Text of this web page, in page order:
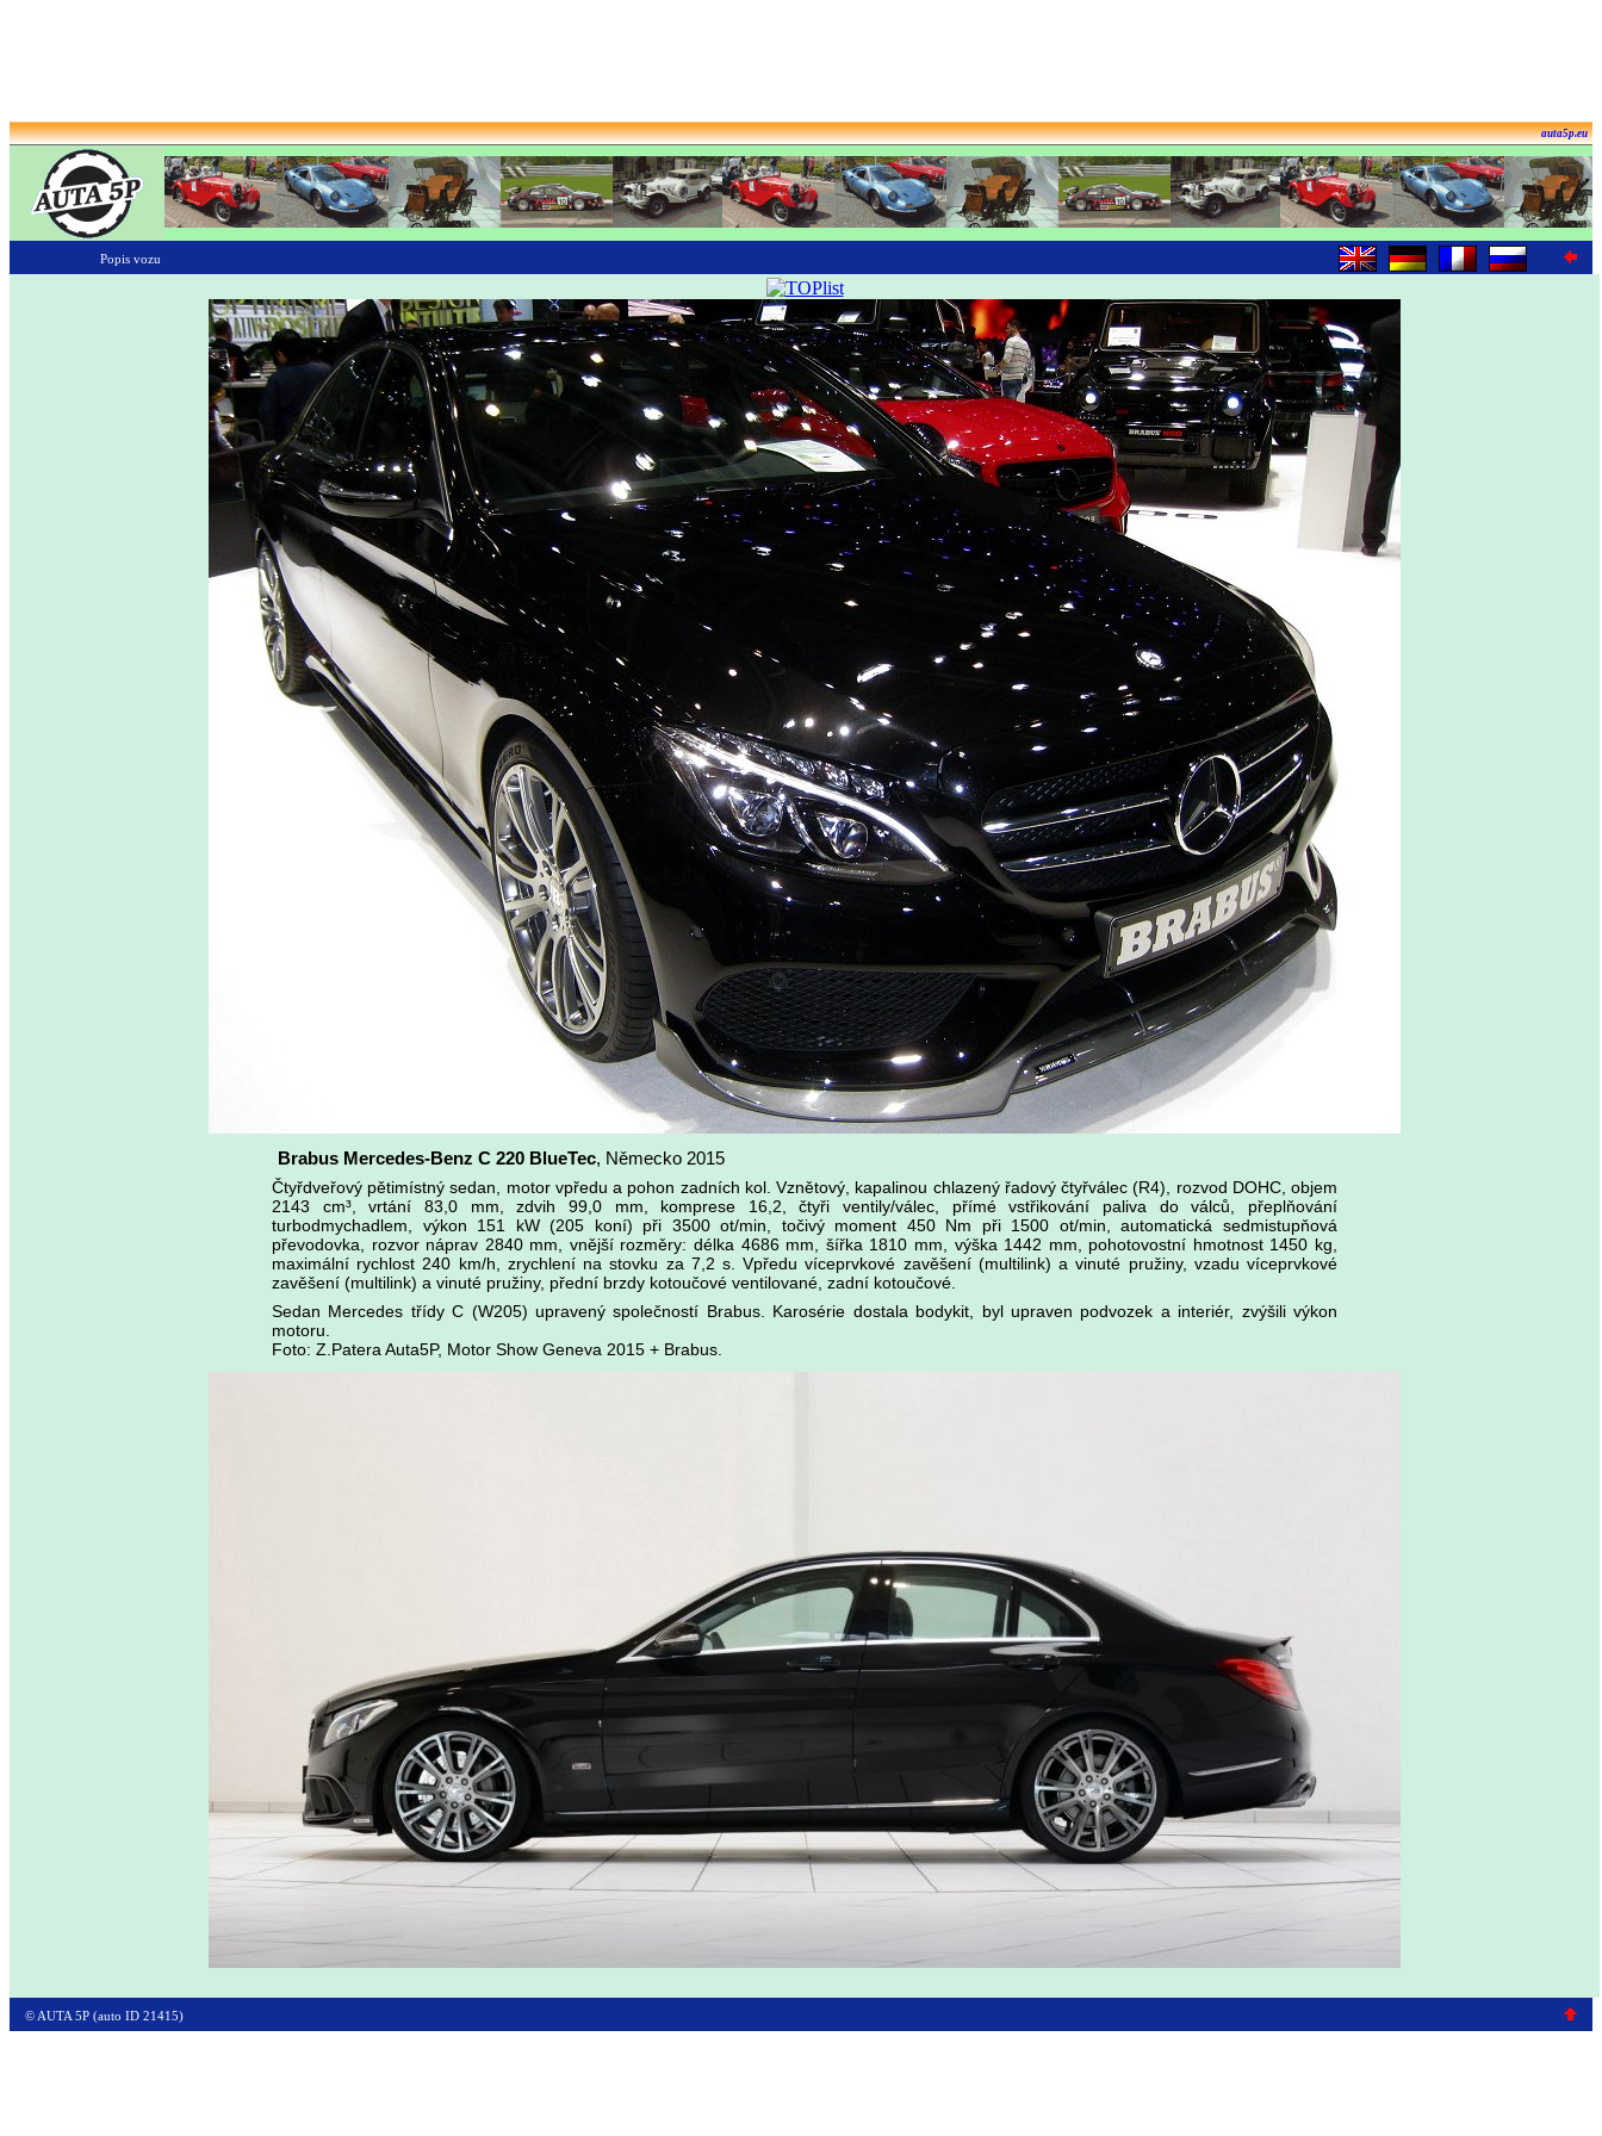
auta5p.eu
Popis vozu
Brabus Mercedes-Benz C 220 BlueTec, Německo 2015
Čtyřdveřový pětimístný sedan, motor vpředu a pohon zadních kol. Vznětový, kapalinou chlazený řadový čtyřválec (R4), rozvod DOHC, objem
2143 cm³, vrtání 83,0 mm, zdvih 99,0 mm, komprese 16,2, čtyři ventily/válec, přímé vstřikování paliva do válců, přeplňování
turbodmychadlem, výkon 151 kW (205 koní) při 3500 ot/min, točivý moment 450 Nm při 1500 ot/min, automatická sedmistupňová
převodovka, rozvor náprav 2840 mm, vnější rozměry: délka 4686 mm, šířka 1810 mm, výška 1442 mm, pohotovostní hmotnost 1450 kg,
maximální rychlost 240 km/h, zrychlení na stovku za 7,2 s. Vpředu víceprvkové zavěšení (multilink) a vinuté pružiny, vzadu víceprvkové
zavěšení (multilink) a vinuté pružiny, přední brzdy kotoučové ventilované, zadní kotoučové.
Sedan Mercedes třídy C (W205) upravený společností Brabus. Karosérie dostala bodykit, byl upraven podvozek a interiér, zvýšili výkon
motoru.
Foto: Z.Patera Auta5P, Motor Show Geneva 2015 + Brabus.
© AUTA 5P (auto ID 21415)